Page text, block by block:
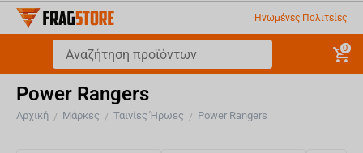
Ηνωμένες Πολιτείες
0
Power Rangers
Αρχική / Μάρκες / Ταινίες Ήρωες / Power Rangers